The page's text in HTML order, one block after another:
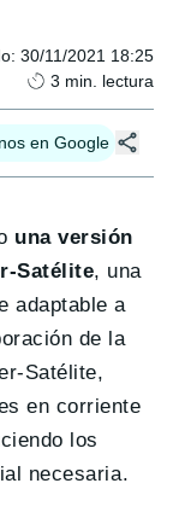
: 30/11/2021 18:25
3 min. lectura
en Google
una versión
Satélite, una
adaptable a
de la
Satélite,
en corriente
los
necesaria.